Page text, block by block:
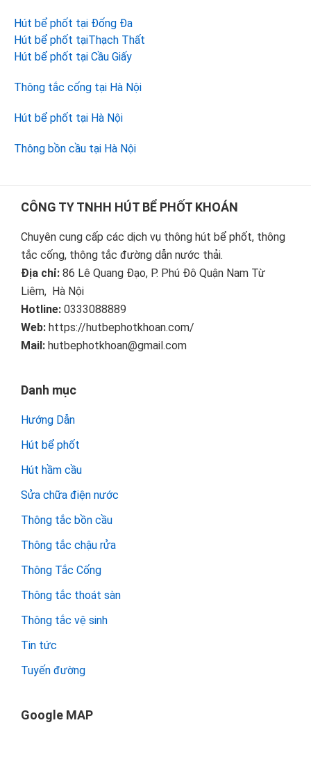
Hút bể phốt tại Đống Đa
Hút bể phốt tạiThạch Thất
Hút bể phốt tại Cầu Giấy
Thông tắc cống tại Hà Nội
Hút bể phốt tại Hà Nội
Thông bồn cầu tại Hà Nội
Footer
CÔNG TY TNHH HÚT BỂ PHỐT KHOÁN
Chuyên cung cấp các dịch vụ thông hút bể phốt, thông
tắc cống, thông tắc đường dẫn nước thải.
Địa chỉ: 86 Lê Quang Đạo, P. Phú Đô Quận Nam Từ
Liêm, Hà Nội
Hotline: 0333088889
Web: https://hutbephotkhoan.com/
Mail: hutbephotkhoan@gmail.com
Danh mục
Hướng Dẫn
Hút bể phốt
Hút hầm cầu
Sửa chữa điện nước
Thông tắc bồn cầu
Thông tắc chậu rửa
Thông Tắc Cống
Thông tắc thoát sàn
Thông tắc vệ sinh
Tin tức
Tuyến đường
Google MAP